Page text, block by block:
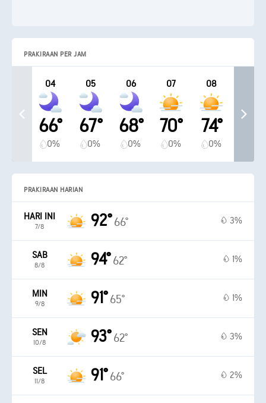
PRAKIRAAN PER JAM
04
66°
0%
05
67°
0%
06
68°
0%
07
70°
0%
08
74°
0%
PRAKIRAAN HARIAN
HARI INI
7/8 92° 66° 3%
SAB
8/8 94° 62° 1%
MIN
9/8 91° 65° 1%
SEN
10/8 93° 62° 3%
SEL
11/8 91° 66° 2%